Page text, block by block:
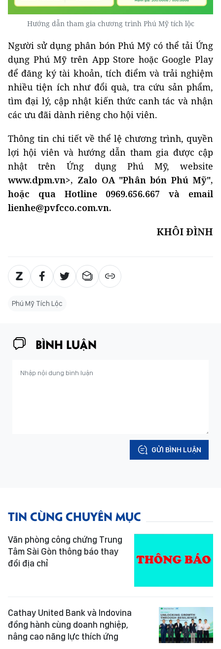
Hướng dẫn tham gia chương trình Phú Mỹ tích lộc
Người sử dụng phân bón Phú Mỹ có thể tải Ứng
dụng Phú Mỹ trên App Store hoặc Google Play
để đăng ký tài khoản, tích điểm và trải nghiệm
nhiều tiện ích như đổi quà, tra cứu sản phẩm,
tìm đại lý, cập nhật kiến thức canh tác và nhận
các ưu đãi dành riêng cho hội viên.
Thông tin chi tiết về thể lệ chương trình, quyền
lợi hội viên và hướng dẫn tham gia được cập
nhật trên Ứng dụng Phú Mỹ, website
www.dpm.vn>, Zalo OA "Phân bón Phú Mỹ",
hoặc qua Hotline 0969.656.667 và email
lienhe@pvfcco.com.vn.
KHÔI ĐÌNH
Phú Mỹ Tích Lộc
BÌNH LUẬN
GỬI BÌNH LUẬN
TIN CÙNG CHUYÊN MỤC
Văn phòng công chứng Trung
Tâm Sài Gòn thông báo thay
đổi địa chỉ
Cathay United Bank và Indovina
đồng hành cùng doanh nghiệp,
nâng cao năng lực thích ứng